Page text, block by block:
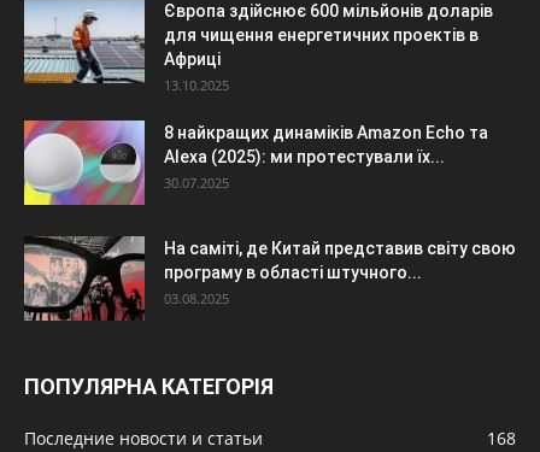
Європа здійснює 600 мільйонів доларів
для чищення енергетичних проектів в
Африці
13.10.2025
8 найкращих динаміків Amazon Echo та
Alexa (2025): ми протестували їх...
30.07.2025
На саміті, де Китай представив світу свою
програму в області штучного...
03.08.2025
ПОПУЛЯРНА КАТЕГОРІЯ
Последние новости и статьи 168